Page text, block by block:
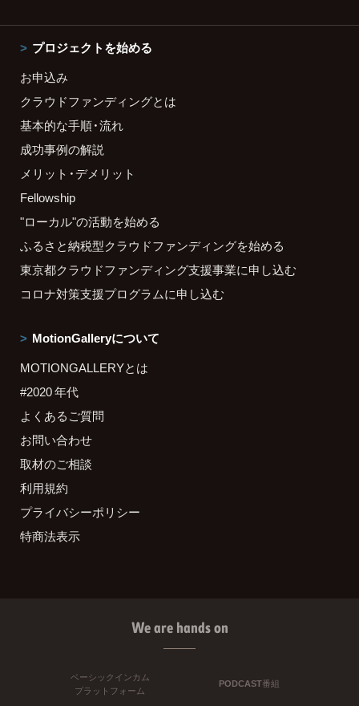
プロジェクトを始める
お申込み
クラウドファンディングとは
基本的な手順・流れ
成功事例の解説
メリット・デメリット
Fellowship
"ローカル"の活動を始める
ふるさと納税型クラウドファンディングを始める
東京都クラウドファンディング支援事業に申し込む
コロナ対策支援プログラムに申し込む
MotionGalleryについて
MOTIONGALLERYとは
#2020 年代
よくあるご質問
お問い合わせ
取材のご相談
利用規約
プライバシーポリシー
特商法表示
We are hands on
ベーシックインカム
プラットフォーム
PODCAST番組